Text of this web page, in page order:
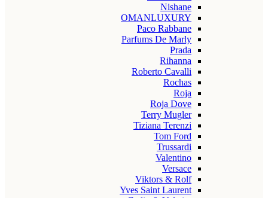
Nishane
OMANLUXURY
Paco Rabbane
Parfums De Marly
Prada
Rihanna
Roberto Cavalli
Rochas
Roja
Roja Dove
Terry Mugler
Tiziana Terenzi
Tom Ford
Trussardi
Valentino
Versace
Viktors & Rolf
Yves Saint Laurent